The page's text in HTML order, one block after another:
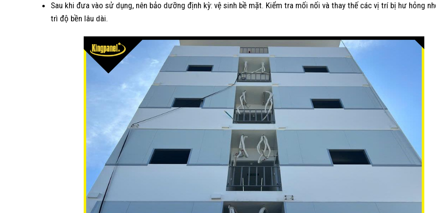
Sau khi đưa vào sử dụng, nên bảo dưỡng định kỳ: vệ sinh bề mặt. Kiểm tra mối nối và thay thế các vị trí bị hư hỏng
trì độ bền lâu dài.